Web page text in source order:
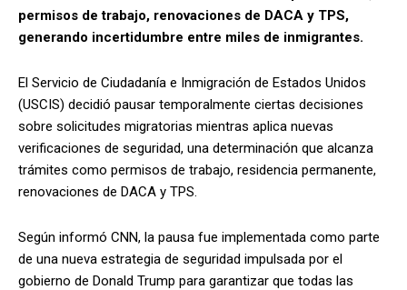
permisos de trabajo, renovaciones de DACA y TPS,
generando incertidumbre entre miles de inmigrantes.
El Servicio de Ciudadanía e Inmigración de Estados Unidos
(USCIS) decidió pausar temporalmente ciertas decisiones
sobre solicitudes migratorias mientras aplica nuevas
verificaciones de seguridad, una determinación que alcanza
trámites como permisos de trabajo, residencia permanente,
renovaciones de DACA y TPS.
Según informó CNN, la pausa fue implementada como parte
de una nueva estrategia de seguridad impulsada por el
gobierno de Donald Trump para garantizar que todas las